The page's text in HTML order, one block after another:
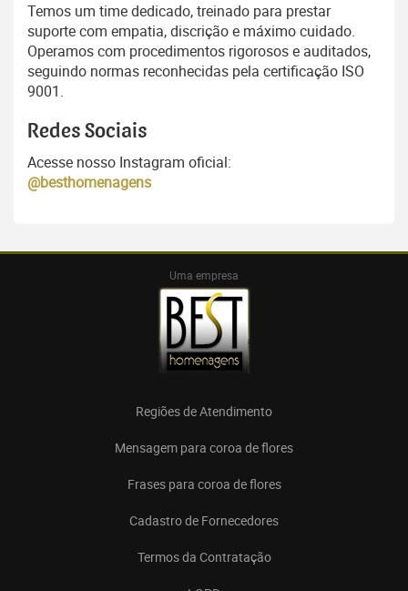
Temos um time dedicado, treinado para prestar
suporte com empatia, discrição e máximo cuidado.
Operamos com procedimentos rigorosos e auditados,
seguindo normas reconhecidas pela certificação ISO
9001.
Redes Sociais
Acesse nosso Instagram oficial:
@besthomenagens
Uma empresa
Regiões de Atendimento
Mensagem para coroa de flores
Frases para coroa de flores
Cadastro de Fornecedores
Termos da Contratação